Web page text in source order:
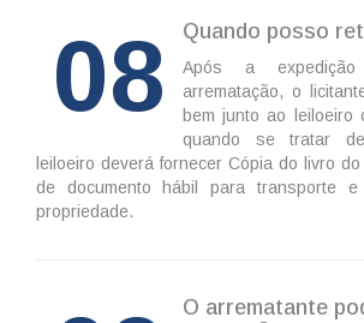
08 Quando posso
Após a
arrematação, o
bem junto ao leiloeiro
quando se tratar
leiloeiro deverá fornecer Cópia do livro
de documento hábil para transporte e
propriedade.
O arrematante